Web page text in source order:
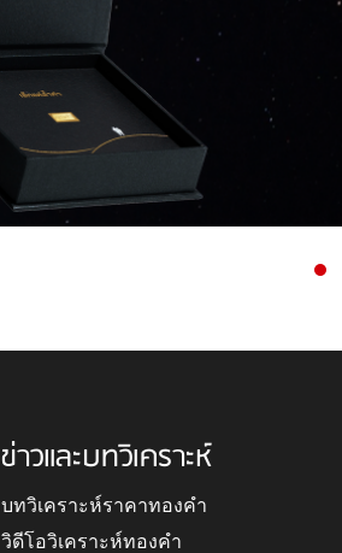
ข่าวและบทวิเคราะห์
บทวิเคราะห์ราคาทองคำ
วิดีโอวิเคราะห์ทองคำ